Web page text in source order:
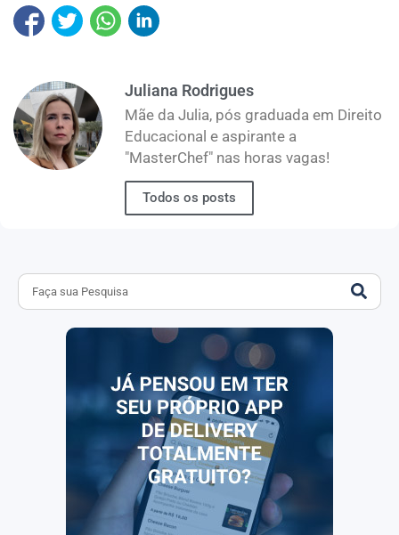
Juliana Rodrigues
Mãe da Julia, pós graduada em Direito
Educacional e aspirante a
"MasterChef" nas horas vagas!
Todos os posts